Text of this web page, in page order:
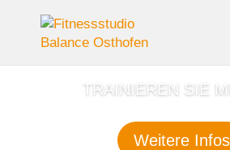
TRAINIEREN SIE
Weitere Infos